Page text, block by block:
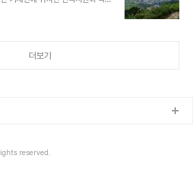
꿈을 가졌던 청년이었습니다. 그
계획하시는 분들 혹은 거제에 살면
니다. 거제 유일의 서원인 '반곡서
더보기
reserved.